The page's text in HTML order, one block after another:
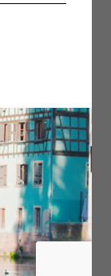
sans faire
du château
abrite
du
vos
pas la
l’ancien
qui relie les